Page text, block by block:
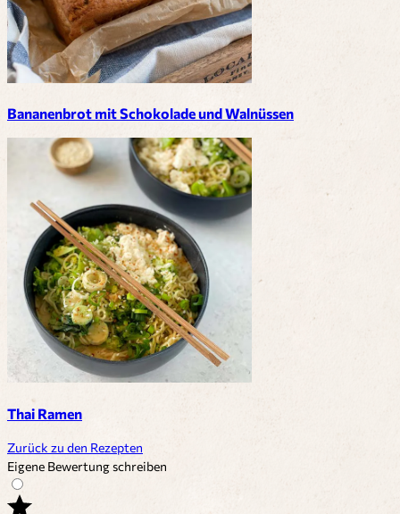
Bananenbrot mit Schokolade und Walnüssen
Thai Ramen
Zurück zu den Rezepten
Eigene Bewertung schreiben